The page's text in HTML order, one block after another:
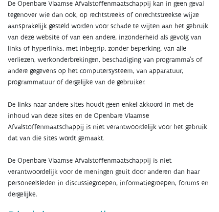
De Openbare Vlaamse Afvalstoffenmaatschappij kan in geen geval
tegenover wie dan ook, op rechtstreeks of onrechtstreekse wijze
aansprakelijk gesteld worden voor schade te wijten aan het gebruik
van deze website of van een andere, inzonderheid als gevolg van
links of hyperlinks, met inbegrip, zonder beperking, van alle
verliezen, werkonderbrekingen, beschadiging van programma’s of
andere gegevens op het computersysteem, van apparatuur,
programmatuur of dergelijke van de gebruiker.
De links naar andere sites houdt geen enkel akkoord in met de
inhoud van deze sites en de Openbare Vlaamse
Afvalstoffenmaatschappij is niet verantwoordelijk voor het gebruik
dat van die sites wordt gemaakt.
De Openbare Vlaamse Afvalstoffenmaatschappij is niet
verantwoordelijk voor de meningen geuit door anderen dan haar
personeelsleden in discussiegroepen, informatiegroepen, forums en
dergelijke.